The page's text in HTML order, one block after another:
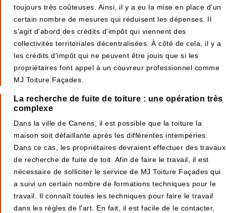
toujours très coûteuses. Ainsi, il y a eu la mise en place d'un
certain nombre de mesures qui réduisent les dépenses. Il
s'agit d'abord des crédits d'impôt qui viennent des
collectivités territoriales décentralisées. À côté de cela, il y a
les crédits d'impôt qui ne peuvent être jouis que si les
propriétaires font appel à un couvreur professionnel comme
MJ Toiture Façades.
La recherche de fuite de toiture : une opération très
complexe
Dans la ville de Canens, il est possible que la toiture la
maison soit défaillante après les différentes intempéries.
Dans ce cas, les propriétaires devraient effectuer des travaux
de recherche de fuite de toit. Afin de faire le travail, il est
nécessaire de solliciter le service de MJ Toiture Façades qui
a suivi un certain nombre de formations techniques pour le
travail. Il connaît toutes les techniques pour faire le travail
dans les règles de l'art. En fait, il est facile de le contacter,